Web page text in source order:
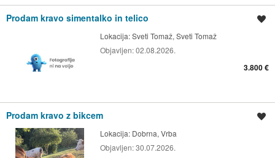
Prodam kravo simentalko in telico
Lokacija:Sveti Tomaž, Sveti Tomaž
Objavljen:02.08.2026.
3.800 €
Prodam kravo z bikcem
Lokacija: Dobrna, Vrba
Objavljen:30.07.2026.